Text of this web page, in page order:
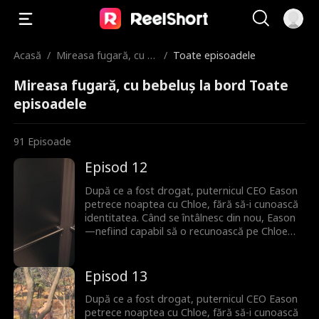
Acasă / Mireasa fugară, cu b
/ Toate episoadele
Mireasa fugară, cu bebeluș la bord Toate
episoadele
91 Episoade
Episod 12
După ce a fost drogat, puternicul CEO Eason
petrece noaptea cu Chloe, fără să-i cunoască
identitatea. Când se întâlnesc din nou, Eason
—nefiind capabil să o recunoască pe Chloe—o
cu copilul lui. Tocmai când se confruntă cu
această revelație, Eason, disperat să-și
salveze bunica, acceptă să se căsătorească cu
Maura, zdrobindu-i inima lui Chloe. Refuzând
Episod 13
După ce a fost drogat, puternicul CEO Eason
petrece noaptea cu Chloe, fără să-i cunoască